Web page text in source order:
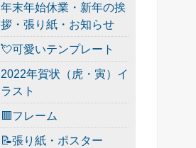
年末年始休業・新年の挨
拶・張り紙・お知らせ
💘可愛いテンプレート
2022年賀状（虎・寅）イ
ラスト
🟥フレーム
📝張り紙・ポスター